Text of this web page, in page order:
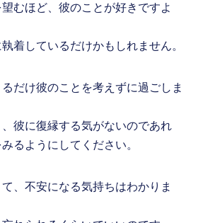
むほど、彼のことが好きですよ
着しているだけかもしれません。
だけ彼のことを考えずに過ごしま
彼に復縁する気がないのであれ
るようにしてください。
、不安になる気持ちはわかりま